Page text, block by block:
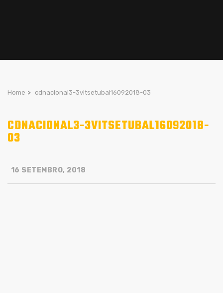
Home > cdnacional3-3vitsetubal16092018-03
CDNACIONAL3-3VITSETUBAL16092018-
03
16 SETEMBRO, 2018